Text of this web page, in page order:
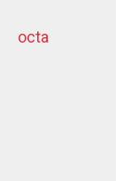
octa
dziļurbums